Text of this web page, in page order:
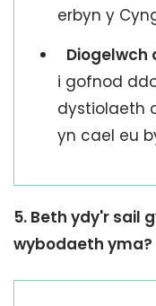
erbyn y
Diogelwch
i gofnod
dystiolaeth
yn cael eu
5. Beth ydy'r sail
wybodaeth yma?